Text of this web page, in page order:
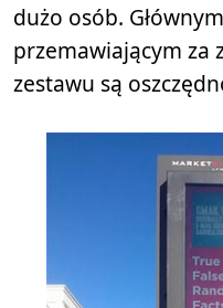
dużo osób.
przemawiającym za
zestawu są